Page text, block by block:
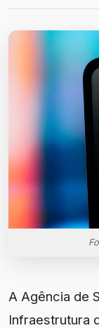
A Agência de
Infraestrutura